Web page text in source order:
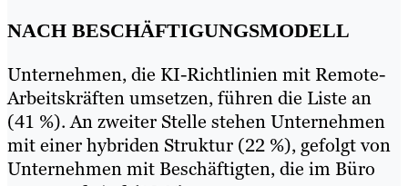
NACH BESCHÄFTIGUNGSMODELL
Unternehmen, die KI-Richtlinien mit Remote-
Arbeitskräften umsetzen, führen die Liste an
(41 %). An zweiter Stelle stehen Unternehmen
mit einer hybriden Struktur (22 %), gefolgt von
Unternehmen mit Beschäftigten, die im Büro